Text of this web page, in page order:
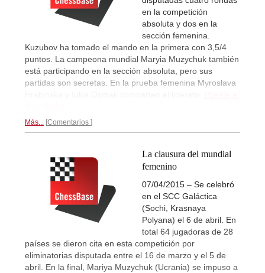
en la competición
absoluta y dos en la
sección femenina.
Kuzubov ha tomado el mando en la primera con 3,5/4
puntos. La campeona mundial Maryia Muzychuk también
está participando en la sección absoluta, pero sus
partidas son secretas. En la prueba femenina Myroslava
Más... Comentarios
La clausura del mundial
femenino
07/04/2015 – Se celebró
en el SCC Galáctica
(Sochi, Krasnaya
Polyana) el 6 de abril. En
total 64 jugadoras de 28
países se dieron cita en esta competición por
eliminatorias disputada entre el 16 de marzo y el 5 de
abril. En la final, Mariya Muzychuk (Ucrania) se impuso a